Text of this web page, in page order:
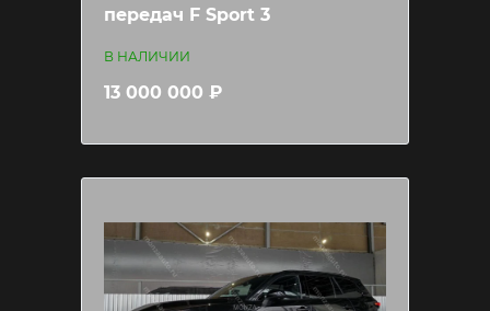
передач F Sport 3
В НАЛИЧИИ
13 000 000 ₽